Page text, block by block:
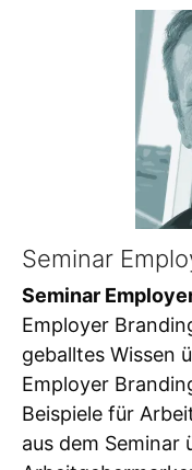
Seminar
Seminar
Employer
geballtes Wissen
Employer
Beispiele für
aus dem Seminar